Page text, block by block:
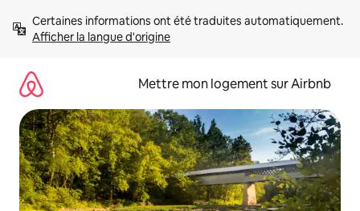
directement
Afficher la langue d'origine
Mettre mon logement sur Airbnb